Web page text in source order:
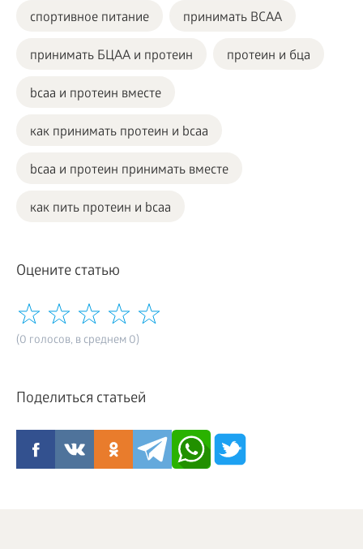
спортивное питание принимать BCAA
принимать БЦАА и протеин протеин и бца
bcaa и протеин вместе
как принимать протеин и bcaa
bcaa и протеин принимать вместе
как пить протеин и bcaa
Оцените статью
(0 голосов, в среднем 0)
Поделиться статьей